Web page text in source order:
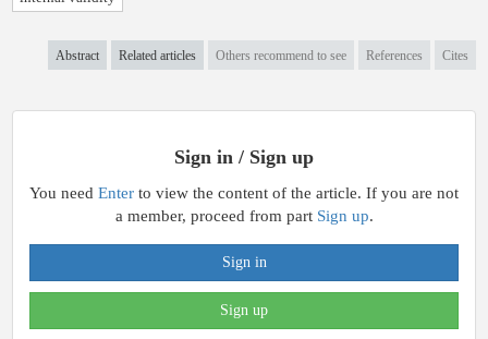
Abstract Related articles Others recommend to see References Cites
Sign in / Sign up
You need Enter to view the content of the article. If you are not
a member, proceed from part Sign up.
Sign in
Sign up